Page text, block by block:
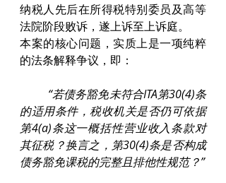
纳税人先后在所得税特别委员及高等
法院阶段败诉，遂上诉至上诉庭。
本案的核心问题，实质上是一项纯粹
的法条解释争议，即：
的适用条件，税收机关是否仍可依据
第4(a)条这一概括性营业收入条款对
其征税？换言之，第30(4)条是否构成
债务豁免课税的完整且排他性规范？”